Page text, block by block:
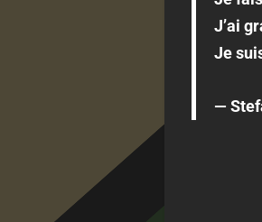
J’ai
Je
—